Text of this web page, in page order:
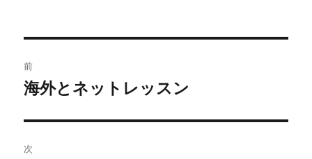
稿
ビ
前
前
投
稿:
海外とネットレッスン
次